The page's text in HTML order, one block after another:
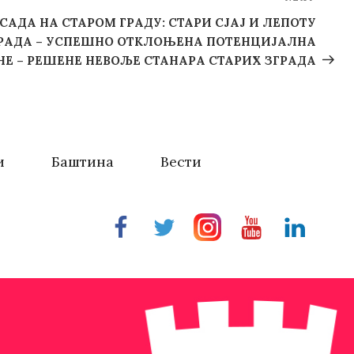
НА СТАРОМ ГРАДУ: СТАРИ СЈАЈ И ЛЕПОТУ
– УСПЕШНО ОТКЛОЊЕНА ПОТЕНЦИЈАЛНА
– РЕШЕНЕ НЕВОЉЕ СТАНАРА СТАРИХ ЗГРАДА
Баштина Вести
FacebookTwitterInstragramYoutubeLinkedin